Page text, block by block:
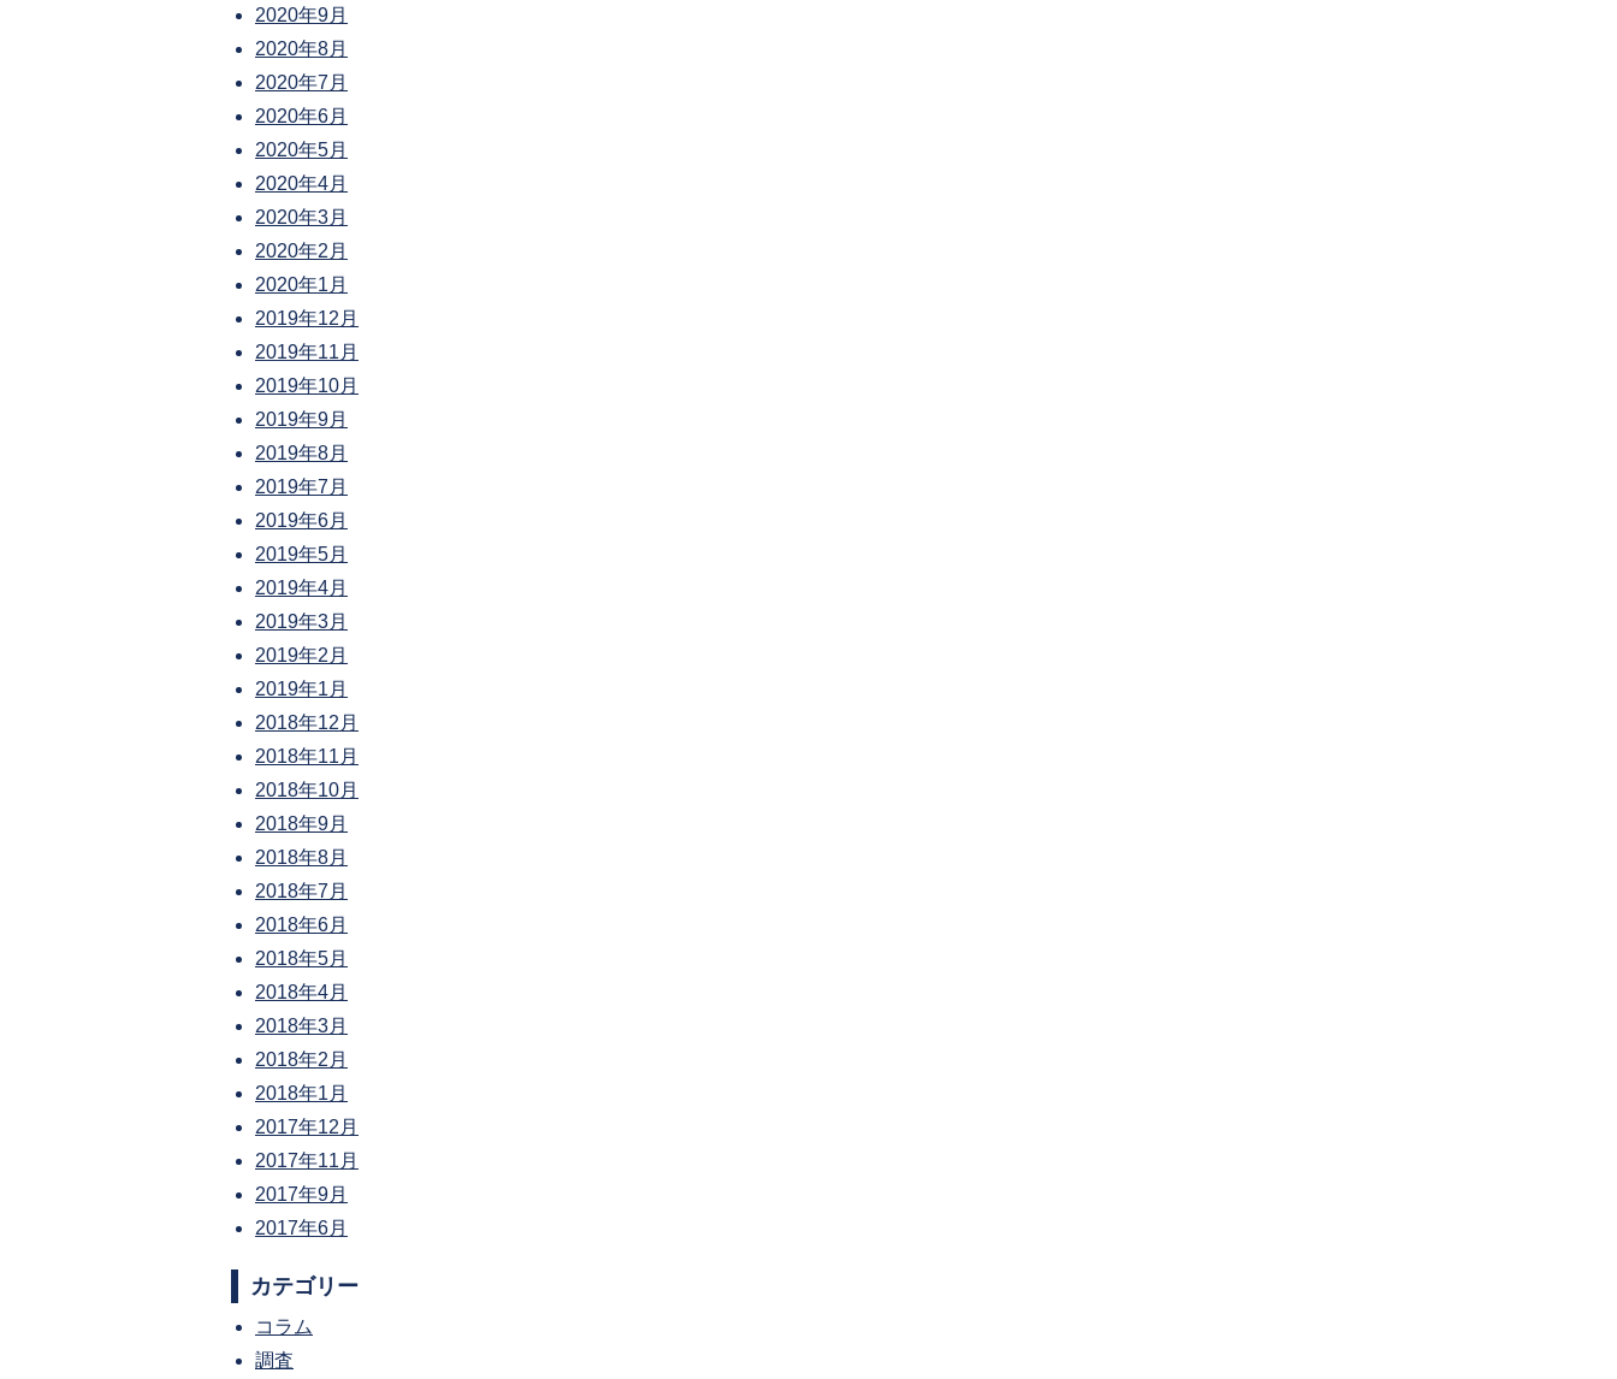
2020年9月
2020年8月
2020年7月
2020年6月
2020年5月
2020年4月
2020年3月
2020年2月
2020年1月
2019年12月
2019年11月
2019年10月
2019年9月
2019年8月
2019年7月
2019年6月
2019年5月
2019年4月
2019年3月
2019年2月
2019年1月
2018年12月
2018年11月
2018年10月
2018年9月
2018年8月
2018年7月
2018年6月
2018年5月
2018年4月
2018年3月
2018年2月
2018年1月
2017年12月
2017年11月
2017年9月
2017年6月
カテゴリー
コラム
調査